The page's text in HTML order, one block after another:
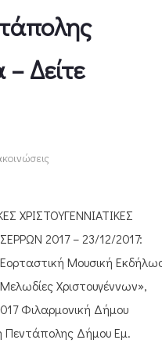
Δείτε
ΧΡΙΣΤΟΥΓΕΝΝΙΑΤΙΚΕΣ
2017 – 23/12/2017:
Μουσική
Χριστουγέννων»,
Φιλαρμονική Δήμου
Πεντάπολης Δήμου Εμ.